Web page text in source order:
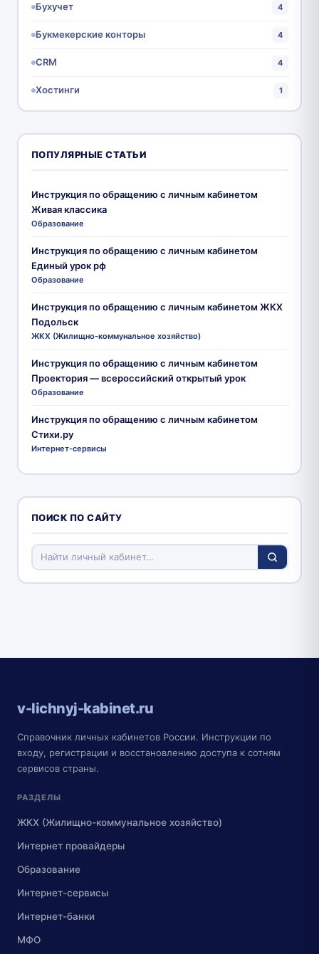
Бухучет 4
Букмекерские конторы 4
CRM 4
Хостинги 1
ПОПУЛЯРНЫЕ СТАТЬИ
Инструкция по обращению с личным кабинетом
Живая классика
Образование
Инструкция по обращению с личным кабинетом
Единый урок рф
Образование
Инструкция по обращению с личным кабинетом ЖКХ
Подольск
ЖКХ (Жилищно-коммунальное хозяйство)
Инструкция по обращению с личным кабинетом
Проектория — всероссийский открытый урок
Образование
Инструкция по обращению с личным кабинетом
Стихи.ру
Интернет-сервисы
ПОИСК ПО САЙТУ
v-lichnyj-kabinet.ru
Справочник личных кабинетов России. Инструкции по
входу, регистрации и восстановлению доступа к сотням
сервисов страны.
РАЗДЕЛЫ
ЖКХ (Жилищно-коммунальное хозяйство)
Интернет провайдеры
Образование
Интернет-сервисы
Интернет-банки
МФО